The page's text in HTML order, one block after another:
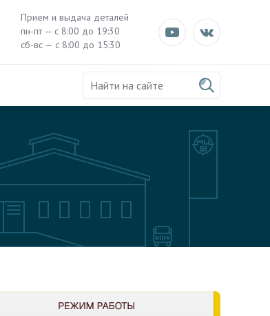
Прием и выдача деталей
пн-пт — с 8:00 до 19:30
сб-вс — с 8:00 до 15:30